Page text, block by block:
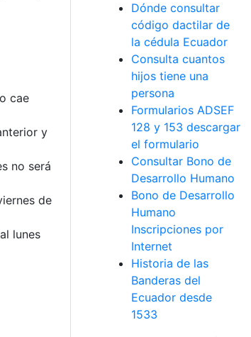
cae
y
no será
de
lunes
Dónde consultar
código dactilar de
la cédula Ecuador
Consulta cuantos
hijos tiene una
persona
Formularios ADSEF
128 y 153 descargar
el formulario
Consultar Bono de
Desarrollo Humano
Bono de Desarrollo
Humano
Inscripciones por
Internet
Historia de las
Banderas del
Ecuador desde
1533